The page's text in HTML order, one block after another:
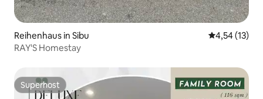
Reihenhaus in Sibu
4,54 (13)
RAY'S Homestay
Superhost
Superhost